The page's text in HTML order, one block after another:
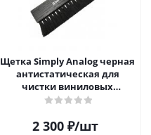
Щетка Simply Analog черная
антистатическая для
чистки виниловых
пластинок
2 300₽/шт